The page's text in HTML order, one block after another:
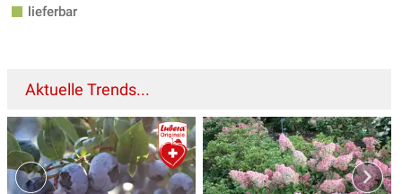
lieferbar
Aktuelle Trends...